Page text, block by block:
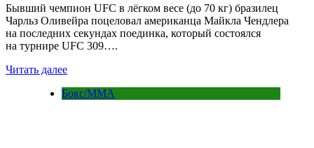
Бывший чемпион UFC в лёгком весе (до 70 кг) бразилец
Чарльз Оливейра поцеловал американца Майкла Чендлера
на последних секундах поединка, который состоялся
на турнире UFC 309….
Читать далее
Бокс/MMA